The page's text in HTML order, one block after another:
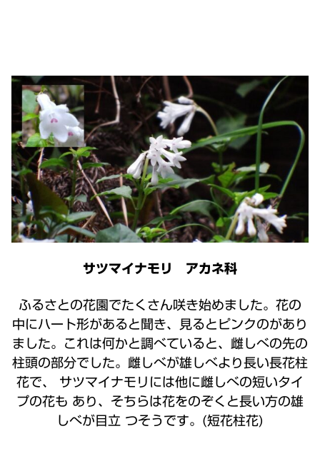
サツマイナモリ アカネ科
ふるさとの花園でたくさん咲き始めました。花の
中にハート形があると聞き、見るとピンクのがあり
ました。これは何かと調べていると、雌しべの先の
柱頭の部分でした。雌しべが雄しべより長い長花柱
花で、 サツマイナモリには他に雌しべの短いタイ
プの花も あり、そちらは花をのぞくと長い方の雄
しべが目立 つそうです。(短花柱花)